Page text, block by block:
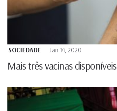
SOCIEDADE Jan 14, 2020
Mais três vacinas disponíveis